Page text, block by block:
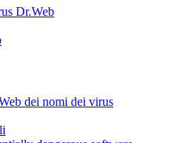
Dr.Web
dei nomi dei virus